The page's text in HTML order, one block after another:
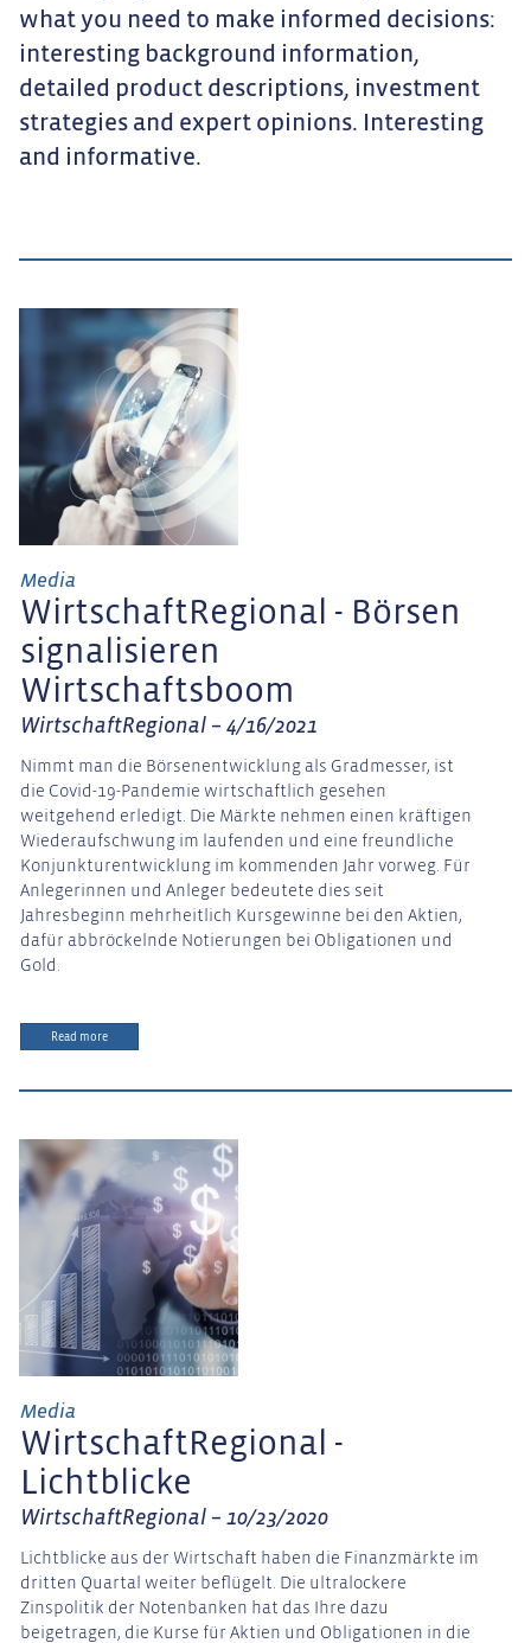
what you need to make informed decisions:
interesting background information,
detailed product descriptions, investment
strategies and expert opinions. Interesting
and informative.
Media
WirtschaftRegional - Börsen
signalisieren
Wirtschaftsboom
WirtschaftRegional – 4/16/2021
Nimmt man die Börsenentwicklung als Gradmesser, ist
die Covid-19-Pandemie wirtschaftlich gesehen
weitgehend erledigt. Die Märkte nehmen einen kräftigen
Wiederaufschwung im laufenden und eine freundliche
Konjunkturentwicklung im kommenden Jahr vorweg. Für
Anlegerinnen und Anleger bedeutete dies seit
Jahresbeginn mehrheitlich Kursgewinne bei den Aktien,
dafür abbröckelnde Notierungen bei Obligationen und
Gold.
Read more
Media
WirtschaftRegional -
Lichtblicke
WirtschaftRegional – 10/23/2020
Lichtblicke aus der Wirtschaft haben die Finanzmärkte im
dritten Quartal weiter beflügelt. Die ultralockere
Zinspolitik der Notenbanken hat das Ihre dazu
beigetragen, die Kurse für Aktien und Obligationen in die